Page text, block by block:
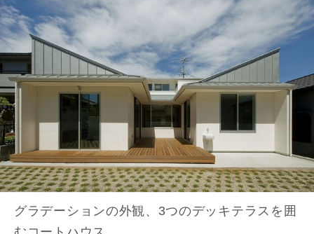
グラデーションの外観、3つのデッキテラスを囲